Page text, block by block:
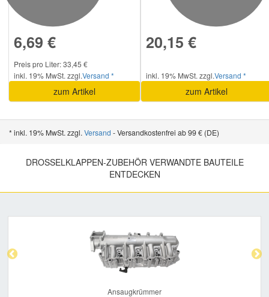
6,69 €
Preis pro Liter: 33,45 €
inkl. 19% MwSt. zzgl.Versand *
zum Artikel
20,15 €
inkl. 19% MwSt. zzgl.Versand *
zum Artikel
* inkl. 19% MwSt. zzgl. Versand - Versandkostenfrei ab 99 € (DE)
DROSSELKLAPPEN-ZUBEHÖR VERWANDTE BAUTEILE
ENTDECKEN
Ansaugkrümmer